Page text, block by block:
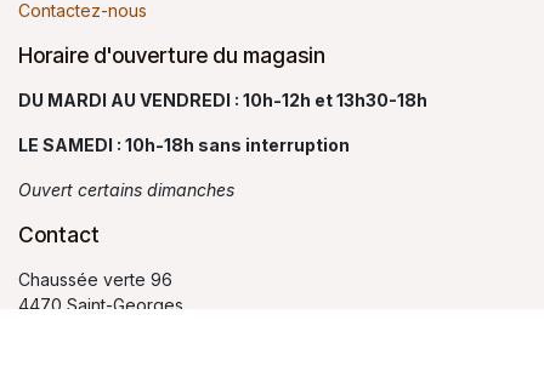
Contactez-nous
Horaire d'ouverture du magasin
DU MARDI AU VENDREDI : 10h-12h et 13h30-18h
LE SAMEDI : 10h-18h sans interruption
Ouvert certains dimanches
Contact
Chaussée verte 96
4470 Saint-Georges